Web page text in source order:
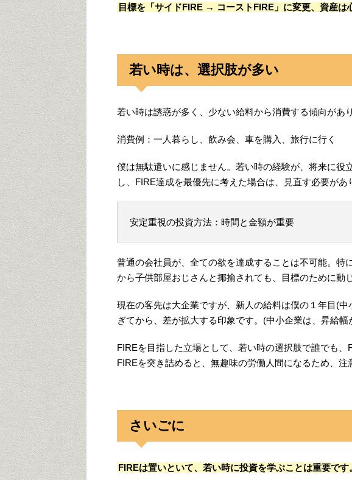
目標を「サイドFIRE → コーストFIRE」に変更、資産は
若い時は、選択肢が多い
若い時は誘惑が多く、少ない給料から消費する傾向があり
消費例：一人暮らし、飲み会、車を購入、旅行に行く
僕は無駄遣いに感じません。若い時の経験が、将来に役
し、FIRE達成を最優先に考えた場合は、見直す必要があ
安定重視の投資方法：時間と金額が重要
普通の会社員が、全ての欲を達成することは不可能。特
から子供部屋おじさんと揶揄されても、目標のために動
現在の客先は大企業ですが、新人の給料は僕の１年目(
ぎてから、差が拡大する印象です。(中小企業は、昇給
FIREを目指した立場として、若い時の選択肢で誰でも、
FIREを突き詰めると、無趣味の労働人間になるため、注
さいごに
FIREは置いといて、若い時に投資を学ぶことは重要です